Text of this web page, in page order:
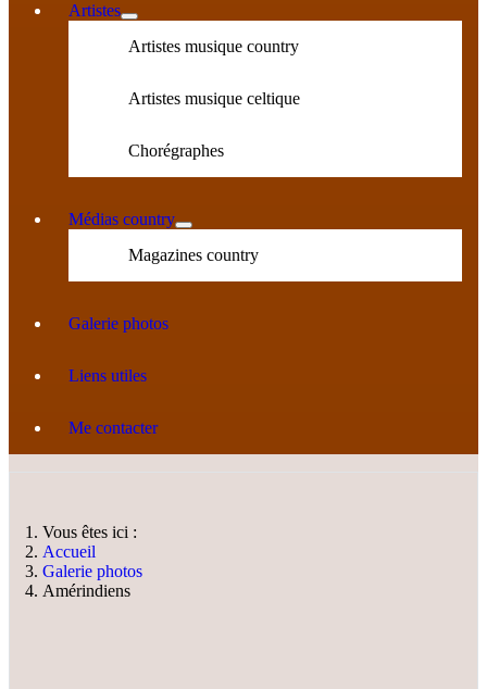
Artistes
Artistes musique country
Artistes musique celtique
Chorégraphes
Médias country
Magazines country
Galerie photos
Liens utiles
Me contacter
Vous êtes ici :
Accueil
Galerie photos
Amérindiens